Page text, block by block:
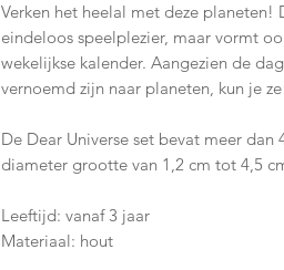
Verken het heelal met deze planeten!
eindeloos speelplezier, maar vormt
wekelijkse kalender. Aangezien de
vernoemd zijn naar planeten, kun je
De Dear Universe set bevat meer dan
diameter grootte van 1,2 cm tot 4,5
Leeftijd: vanaf 3 jaar
Materiaal: hout